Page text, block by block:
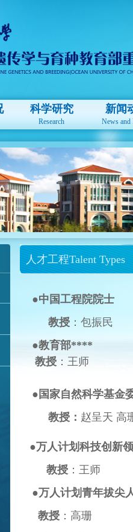
科学研究
Research
新闻
News and
人才工程Talent Types
●中国工程院院士
教授 ：包振民
●教育部****
教授 ：王师
● 国家自然科学基金
教授： 赵呈天 高
●万人计划科技创新
教授 ：王师
●万人计划青年拔尖
教授 ：高珊